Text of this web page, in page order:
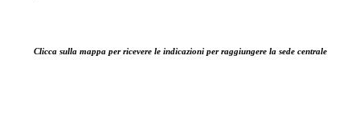
Clicca sulla mappa per ricevere le indicazioni per raggiungere la sede centrale